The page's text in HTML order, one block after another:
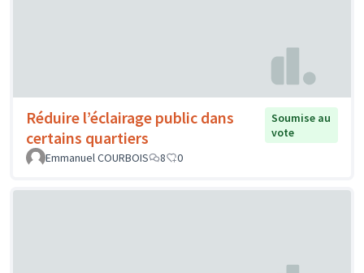
Réduire l’éclairage public dans
certains quartiers
Soumise au
vote
Emmanuel COURBOIS
8 0